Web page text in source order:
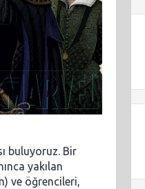
buluyoruz. Bir
yakılan
ve öğrencileri,